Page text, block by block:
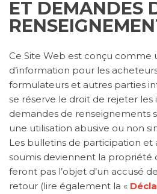
ET DEMANDES
Ce Site Web est conçu comme
d’information pour les
formulateurs et autres parties
se réserve le droit de rejeter les
demandes de renseignements
une utilisation abusive ou non
Les bulletins de participation
soumis deviennent la propriété
feront pas l’objet d’un accusé
retour (lire également la «